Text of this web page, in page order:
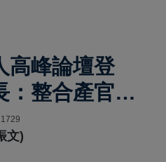
高峰論壇登
整合產官學
位
1729
文)